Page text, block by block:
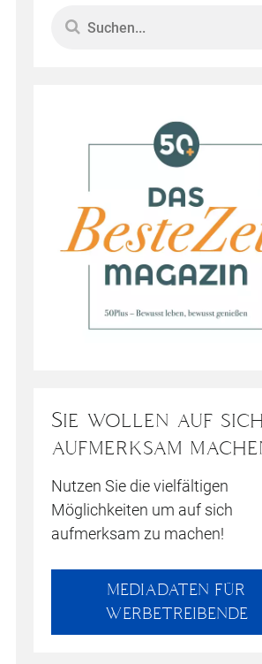
Sie wollen auf sich
aufmerksam
Nutzen Sie die vielfältigen
Möglichkeiten um auf sich
aufmerksam zu machen!
MEDIADATEN FÜR
WERBETREIBENDE